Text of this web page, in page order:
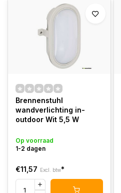
Brennenstuhl
wandverlichting in-
outdoor Wit 5,5 W
Op voorraad
1-2 dagen
€11,57 Excl. btw*